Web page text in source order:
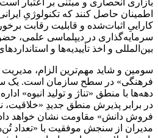
اطمینان حاصل کنند که تکنولوژیِ
کاراییِ اثبات‌شده و قابلیت رقابت
سرمایه‌گذاری در دیپلماسی علمی،
بین‌المللی و اخذ تأییدیه‌ها و
سومین و شاید مهم‌ترین الزام، مدیریت
فرهنگی» در سطح سازمان است. یک
دهه‌ها با منطق «تناژ و تولید انبوه»
در برابر پذیرش منطق جدیدِ «خلاقیت،
فروش دانش» مقاومت نشان خواهد داد.
مدیران از سنجش موفقیت با «تعداد